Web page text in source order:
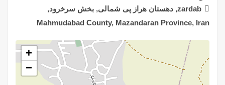
zardab, دهستان هراز پی شمالی, بخش سرخرود,
Mahmudabad County, Mazandaran Province, Iran
+
−